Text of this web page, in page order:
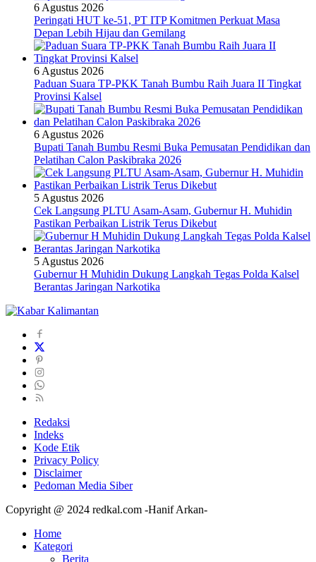
6 Agustus 2026
Peringati HUT ke-51, PT ITP Komitmen Perkuat Masa
Depan Lebih Hijau dan Gemilang
6 Agustus 2026
Paduan Suara TP-PKK Tanah Bumbu Raih Juara II Tingkat
Provinsi Kalsel
6 Agustus 2026
Bupati Tanah Bumbu Resmi Buka Pemusatan Pendidikan dan
Pelatihan Calon Paskibraka 2026
5 Agustus 2026
Cek Langsung PLTU Asam-Asam, Gubernur H. Muhidin
Pastikan Perbaikan Listrik Terus Dikebut
5 Agustus 2026
Gubernur H Muhidin Dukung Langkah Tegas Polda Kalsel
Berantas Jaringan Narkotika
Redaksi
Indeks
Kode Etik
Privacy Policy
Disclaimer
Pedoman Media Siber
Copyright @ 2024 redkal.com -Hanif Arkan-
Home
Kategori
Berita